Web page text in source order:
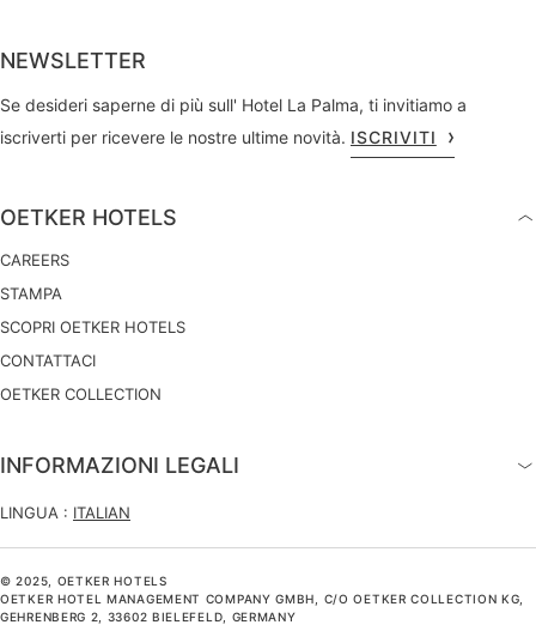
NEWSLETTER
Se desideri saperne di più sull' Hotel La Palma, ti invitiamo a
iscriverti per ricevere le nostre ultime novità. ISCRIVITI
OETKER HOTELS
CAREERS
STAMPA
SCOPRI OETKER HOTELS
CONTATTACI
OETKER COLLECTION
INFORMAZIONI LEGALI
LINGUA : ITALIAN
© 2025, OETKER HOTELS
OETKER HOTEL MANAGEMENT COMPANY GMBH, C/O OETKER COLLECTION KG,
GEHRENBERG 2, 33602 BIELEFELD, GERMANY